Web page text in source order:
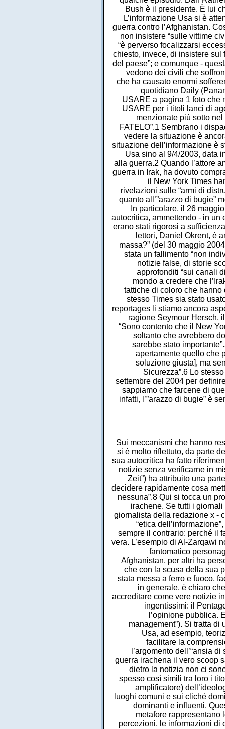
Bush è il presidente. È lui
L’informazione Usa si è
guerra contro l’Afghanistan.
non insistere “sulle vittime
“è perverso focalizzarsi
chiesto, invece, di insistere sul
del paese”; e comunque -
vedono dei civili che
che ha causato enormi
quotidiano Daily
USARE a pagina 1 foto che
USARE per i titoli lanci di
menzionate più sotto
FATELO”.1 Sembrano i
vedere la situazione è
situazione dell’informazione è
Usa sino al 9/4/2003, data
alla guerra.2 Quando l’attore
guerra in Irak, ha dovuto
il New York Times
rivelazioni sulle “armi di
quanto all’”arazzo di bugie”
In particolare, il 26
autocritica, ammettendo - in
erano stati rigorosi a
lettori, Daniel Okrent, è
massa?” (del 30 maggio
stata un fallimento “non
notizie false, di storie
approfonditi “sui canali
mondo a credere che
tattiche di coloro che
stesso Times sia stato
reportages li stiamo ancora
ragione Seymour Hersch,
“Sono contento che il New
soltanto che avrebbero
sarebbe stato
apertamente quello che
soluzione giusta], ma
Sicurezza”.6 Lo
settembre del 2004 per
sappiamo che farcene di
infatti, l’”arazzo di bugie” è
Sui meccanismi che hanno
si è molto riflettuto, da parte
sua autocritica ha fatto
notizie senza verificarne in
Zeit”) ha attribuito una
decidere rapidamente cosa
nessuna”.8 Qui si tocca un
irachene. Se tutti i
giornalista della redazione x -
“etica
sempre il contrario: perché il
vera. L’esempio di Al-Zarqawi
fantomatico
Afghanistan, per altri ha
che con la scusa della sua
stata messa a ferro e fuoco,
in generale, è chiaro
accreditare come vere notizie
ingentissimi: il
l’opinione pubblica.
management”). Si tratta
Usa, ad esempio,
facilitare la
l’argomento dell’“ansia
guerra irachena il vero scoop
dietro la notizia non ci
spesso così simili tra loro i
amplificatore)
luoghi comuni e sui cliché
dominanti e influenti.
metafore rappresentano
percezioni, le informazioni di